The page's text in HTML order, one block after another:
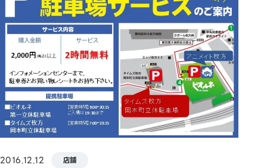
2016.12.12 店鋪